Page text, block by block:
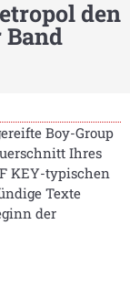
den
Boy-Group
Ihres
KEY-typischen
Texte
der